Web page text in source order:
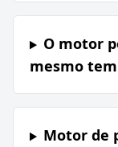
O motor
mesmo
Motor de